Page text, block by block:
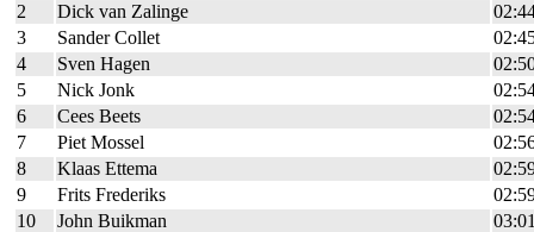
2
Dick van Zalinge
3
Sander Collet
4
Sven Hagen
5
Nick Jonk
6
Cees Beets
7
Piet Mossel
8
Klaas Ettema
9
Frits Frederiks
10
John Buikman